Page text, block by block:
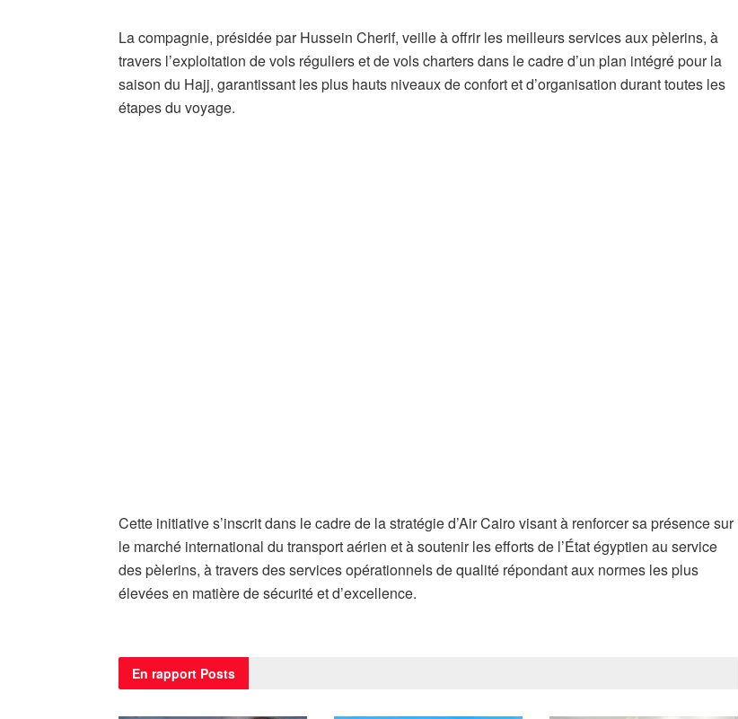
La compagnie, présidée par Hussein Cherif, veille à offrir les meilleurs services aux pèlerins, à
travers l’exploitation de vols réguliers et de vols charters dans le cadre d’un plan intégré pour la
saison du Hajj, garantissant les plus hauts niveaux de confort et d’organisation durant toutes les
étapes du voyage.
Cette initiative s’inscrit dans le cadre de la stratégie d’Air Cairo visant à renforcer sa présence sur
le marché international du transport aérien et à soutenir les efforts de l’État égyptien au service
des pèlerins, à travers des services opérationnels de qualité répondant aux normes les plus
élevées en matière de sécurité et d’excellence.
En rapport Posts